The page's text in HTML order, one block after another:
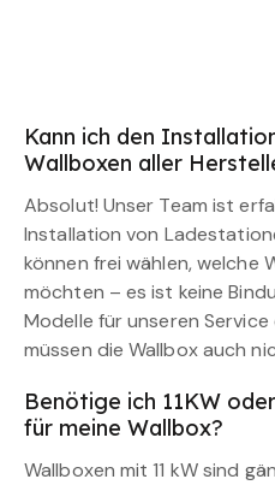
Kann ich den
Wallboxen aller
Absolut! Unser Team ist
Installation von
können frei wählen, welche
möchten – es ist keine
Modelle für unseren
müssen die Wallbox auch
Benötige ich 11KW
für meine Wallbox?
Wallboxen mit 11 kW sind